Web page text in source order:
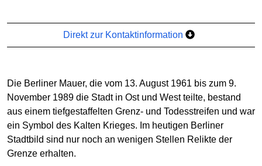
Direkt zur Kontaktinformation
Die Berliner Mauer, die vom 13. August 1961 bis zum 9.
November 1989 die Stadt in Ost und West teilte, bestand
aus einem tiefgestaffelten Grenz- und Todesstreifen und war
ein Symbol des Kalten Krieges. Im heutigen Berliner
Stadtbild sind nur noch an wenigen Stellen Relikte der
Grenze erhalten.